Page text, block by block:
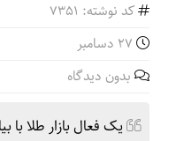
کد نوشته: 7351
بدون دیدگاه
یک فعال بازار طلا